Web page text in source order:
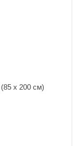
х 200 см)